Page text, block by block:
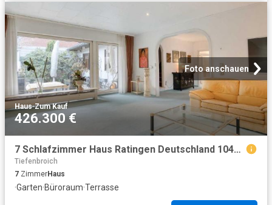
Foto anschauen
Haus·Zum Kauf
426.300 €
7 Schlafzimmer Haus Ratingen Deutschland 104472284
Tiefenbroich
7 ZimmerHaus
·Garten·Büroraum·Terrasse